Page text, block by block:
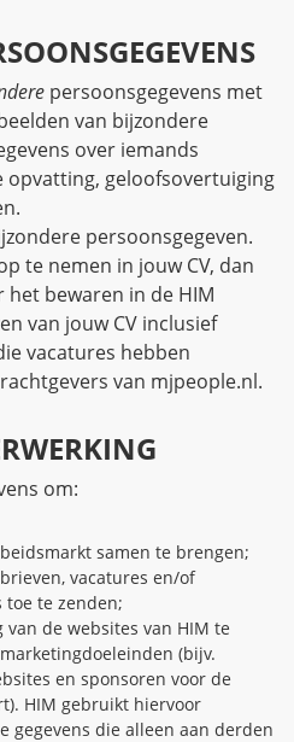
persoonsgegevens met
van bijzondere
over iemands
opvatting, geloofsovertuiging
persoonsgegeven.
te nemen in jouw CV, dan
bewaren in de HIM
van jouw CV inclusief
vacatures hebben
van mjpeople.nl.
om:
samen te brengen;
vacatures en/of
te zenden;
de websites van HIM te
(bijv.
en sponsoren voor de
HIM gebruikt hiervoor
gegevens die alleen aan derden